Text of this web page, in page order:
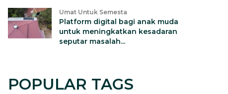
Umat Untuk Semesta
Platform digital bagi anak muda
untuk meningkatkan kesadaran
seputar masalah...
POPULAR TAGS